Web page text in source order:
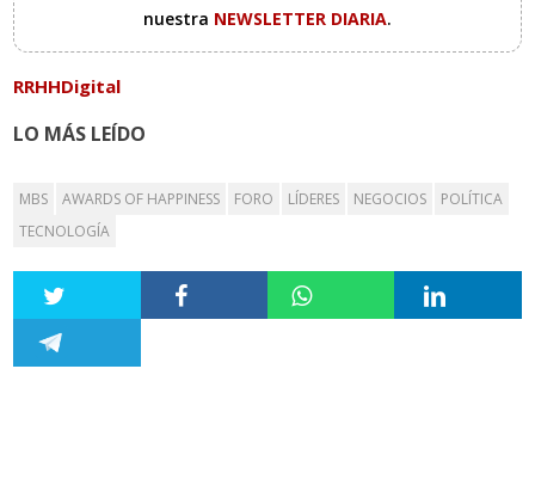
nuestra NEWSLETTER DIARIA.
RRHHDigital
LO MÁS LEÍDO
MBS AWARDS OF HAPPINESS FORO LÍDERES NEGOCIOS
POLÍTICA
TECNOLOGÍA